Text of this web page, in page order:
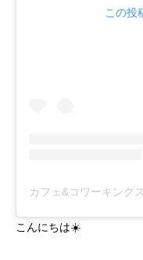
この投
こんにちは☀️